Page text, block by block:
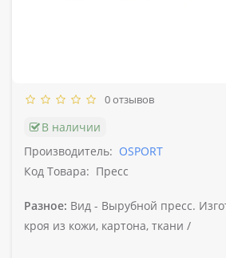
0 отзывов
В наличии
Производитель: OSPORT
Код Товара: Пресс
Разное: Вид - Вырубной пресс.
кроя из кожи, картона, ткани /